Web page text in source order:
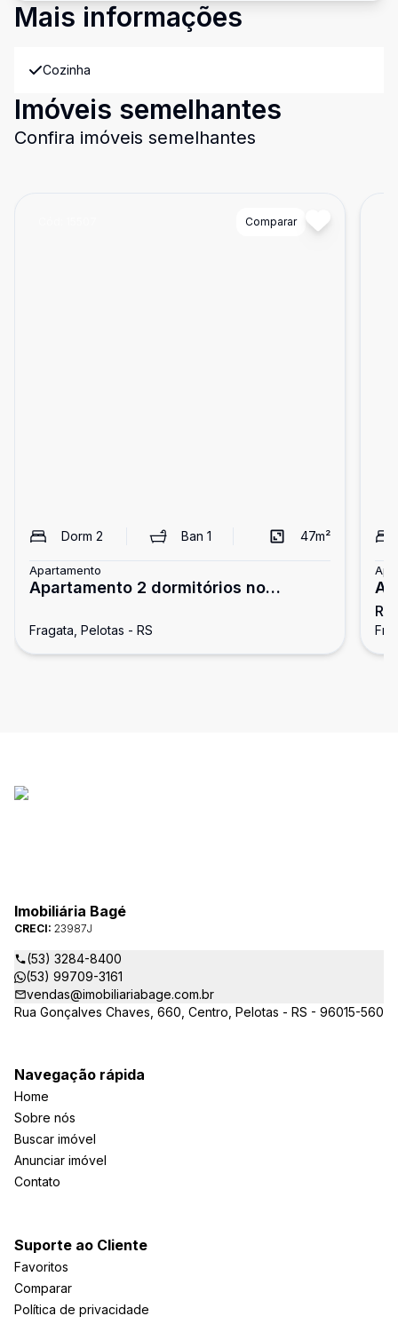
Mais informações
Cozinha
Imóveis semelhantes
Confira imóveis semelhantes
Comparar
Dorm 2 Ban 1 47m²
Apartamento
Apartamento 2 dormitórios no
Fragata, Pelotas - RS
Imobiliária Bagé
CRECI: 23987J
(53) 3284-8400
(53) 99709-3161
vendas@imobiliariabage.com.br
Rua Gonçalves Chaves, 660, Centro, Pelotas - RS - 96015-560
Navegação rápida
Home
Sobre nós
Buscar imóvel
Anunciar imóvel
Contato
Suporte ao Cliente
Favoritos
Comparar
Política de privacidade